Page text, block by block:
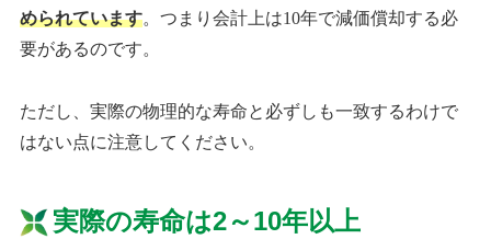
められています。つまり会計上は10年で減価償却する必
要があるのです。
ただし、実際の物理的な寿命と必ずしも一致するわけで
はない点に注意してください。
実際の寿命は2～10年以上